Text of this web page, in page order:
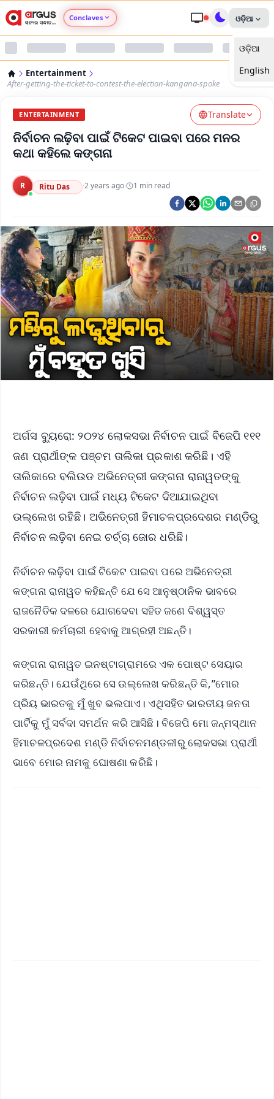
Conclaves
Argus Nari Shakti
Argus Health Connect
Argus Chalo Dekhein Apna Desh
ଓଡ଼ିଆ
ଓଡ଼ିଆ
English
Entertainment
After-getting-the-ticket-to-contest-the-election-kangana-spoke
ENTERTAINMENT Translate
ନିର୍ବାଚନ ଲଢ଼ିବା ପାଇଁ ଟିକେଟ ପାଇବା ପରେ ମନର
କଥା କହିଲେ କଙ୍ଗନା
R Ritu Das ·2 years ago· 1 min read
ଅର୍ଗସ ବ୍ୟୁରୋ: ୨୦୨୪ ଲୋକସଭା ନିର୍ବାଚନ ପାଇଁ ବିଜେପି ୧୧୧
ଜଣ ପ୍ରାର୍ଥୀଙ୍କ ପଞ୍ଚମ ତାଲିକା ପ୍ରକାଶ କରିଛି। ଏହି
ତାଲିକାରେ ବଲିଉଡ ଅଭିନେତ୍ରୀ କଙ୍ଗନା ରାନାୱତଙ୍କୁ
ନିର୍ବାଚନ ଲଢ଼ିବା ପାଇଁ ମଧ୍ୟ ଟିକେଟ ଦିଆଯାଇଥିବା
ଉଲ୍ଲେଖ ରହିଛି। ଅଭିନେତ୍ରୀ ହିମାଚଳପ୍ରଦେଶର ମଣ୍ଡିରୁ
ନିର୍ବାଚନ ଲଢ଼ିବା ନେଇ ଚର୍ଚ୍ଚା ଜୋର ଧରିଛି।
ନିର୍ବାଚନ ଲଢ଼ିବା ପାଇଁ ଟିକେଟ ପାଇବା ପରେ ଅଭିନେତ୍ରୀ
କଙ୍ଗନା ରାନାୱତ କହିଛନ୍ତି ଯେ ସେ ଆନୁଷ୍ଠାନିକ ଭାବରେ
ରାଜନୈତିକ ଦଳରେ ଯୋଗଦେବା ସହିତ ଜଣେ ବିଶ୍ୱସ୍ତ
ସରକାରୀ କର୍ମଚାରୀ ହେବାକୁ ଆଗ୍ରହୀ ଅଛନ୍ତି।
କଙ୍ଗନା ରାନାୱତ ଇନଷ୍ଟାଗ୍ରାମରେ ଏକ ପୋଷ୍ଟ ସେୟାର
କରିଛନ୍ତି। ଯେଉଁଥିରେ ସେ ଉଲ୍ଲେଖ କରିଛନ୍ତି କି,”ମୋର
ପ୍ରିୟ ଭାରତକୁ ମୁଁ ଖୁବ ଭଲପାଏ। ଏଥିସହିତ ଭାରତୀୟ ଜନତା
ପାର୍ଟିକୁ ମୁଁ ସର୍ବଦା ସମର୍ଥନ କରି ଆସିଛି। ବିଜେପି ମୋ ଜନ୍ମସ୍ଥାନ
ହିମାଚଳପ୍ରଦେଶ ମଣ୍ଡି ନିର୍ବାଚନମଣ୍ଡଳୀରୁ ଲୋକସଭା ପ୍ରାର୍ଥୀ
ଭାବେ ମୋର ନାମକୁ ଘୋଷଣା କରିଛି।